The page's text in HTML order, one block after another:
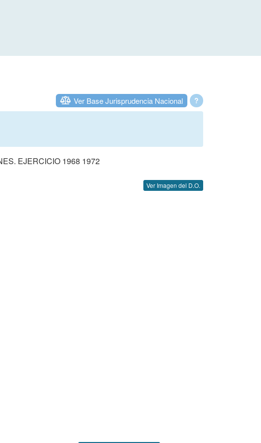
?
Ver Base Jurisprudencia Nacional
EJERCICIO 1968 1972
Ver Imagen del D.O.